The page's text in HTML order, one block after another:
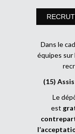
Dans le
équipes sur
(15)
Le
est